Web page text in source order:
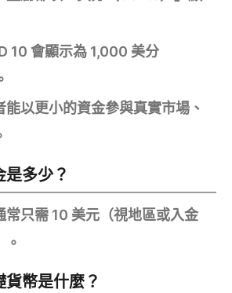
10 會顯示為 1,000 美分
能以更小的資金參與真實市場、
是多少？
常只需 10 美元（視地區或入金
。
貨幣是什麼？